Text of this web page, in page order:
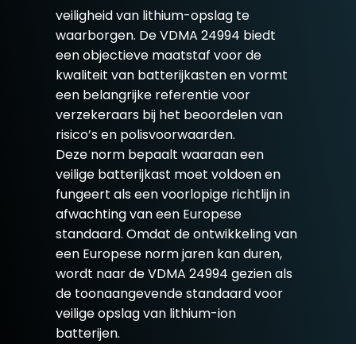
veiligheid van lithium-opslag te
waarborgen. De VDMA 24994 biedt
een objectieve maatstaf voor de
kwaliteit van batterijkasten en vormt
een belangrijke referentie voor
verzekeraars bij het beoordelen van
risico’s en polisvoorwaarden.
Deze norm bepaalt waaraan een
veilige batterijkast moet voldoen en
fungeert als een voorlopige richtlijn in
afwachting van een Europese
standaard. Omdat de ontwikkeling van
een Europese norm jaren kan duren,
wordt naar de VDMA 24994 gezien als
de toonaangevende standaard voor
veilige opslag van lithium-ion
batterijen.